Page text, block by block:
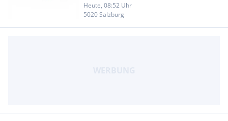
Heute, 08:52 Uhr
5020 Salzburg